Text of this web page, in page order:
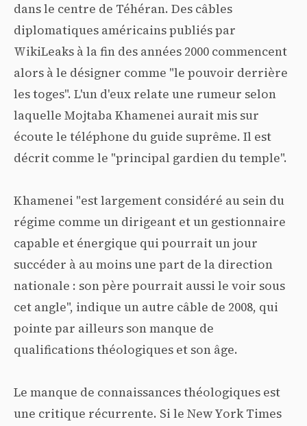
dans le centre de Téhéran. Des câbles
diplomatiques américains publiés par
WikiLeaks à la fin des années 2000 commencent
alors à le désigner comme "le pouvoir derrière
les toges". L'un d'eux relate une rumeur selon
laquelle Mojtaba Khamenei aurait mis sur
écoute le téléphone du guide suprême. Il est
décrit comme le "principal gardien du temple".
Khamenei "est largement considéré au sein du
régime comme un dirigeant et un gestionnaire
capable et énergique qui pourrait un jour
succéder à au moins une part de la direction
nationale : son père pourrait aussi le voir sous
cet angle", indique un autre câble de 2008, qui
pointe par ailleurs son manque de
qualifications théologiques et son âge.
Le manque de connaissances théologiques est
une critique récurrente. Si le New York Times